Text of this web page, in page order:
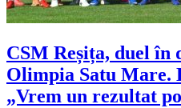
CSM Reșița, duel în
Olimpia Satu Mare.
„Vrem un rezultat